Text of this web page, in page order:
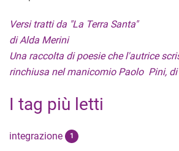
Versi tratti da "La Terra Santa"
di Alda Merini
Una raccolta di poesie che l'autrice
rinchiusa nel manicomio Paolo Pini,
I tag più letti
integrazione 1